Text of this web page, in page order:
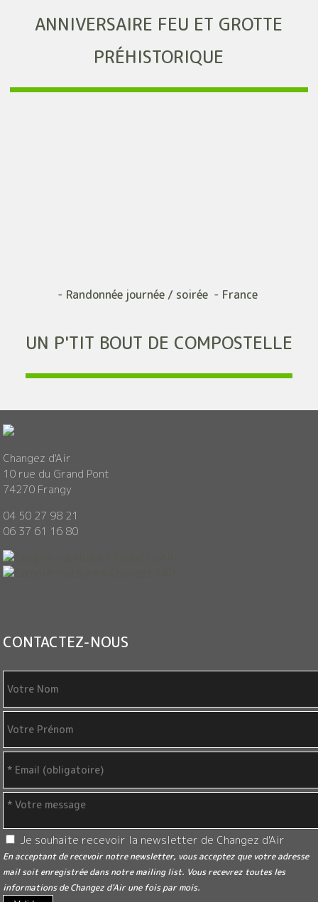
ANNIVERSAIRE FEU ET GROTTE
PRÉHISTORIQUE
- Randonnée journée / soirée - France
UN P'TIT BOUT DE COMPOSTELLE
Changez d'Air
10 rue du Grand Pont
74270 Frangy
04 50 27 98 21
06 37 61 16 80
CONTACTEZ-NOUS
Je souhaite recevoir la newsletter de Changez d'Air
En acceptant de recevoir notre newsletter, vous acceptez que votre adresse
mail soit enregistrée dans notre mailing list. Vous recevrez toutes les
informations de Changez d'Air une fois par mois.